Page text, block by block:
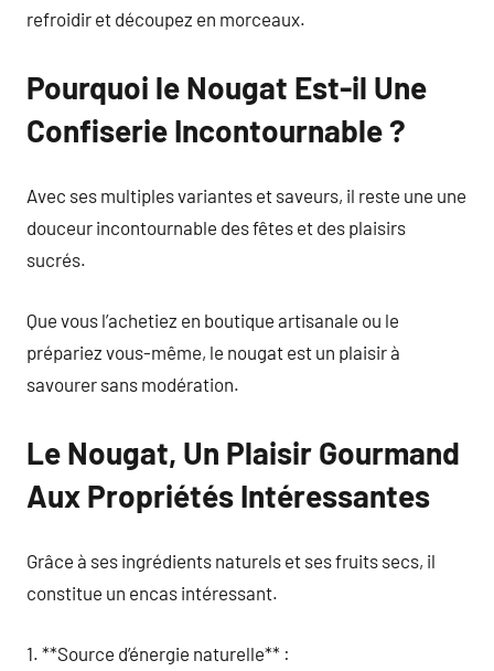
refroidir et découpez en morceaux.
Pourquoi le Nougat Est-il Une
Confiserie Incontournable ?
Avec ses multiples variantes et saveurs, il reste une une
douceur incontournable des fêtes et des plaisirs
sucrés.
Que vous l’achetiez en boutique artisanale ou le
prépariez vous-même, le nougat est un plaisir à
savourer sans modération.
Le Nougat, Un Plaisir Gourmand
Aux Propriétés Intéressantes
Grâce à ses ingrédients naturels et ses fruits secs, il
constitue un encas intéressant.
1. **Source d’énergie naturelle** :